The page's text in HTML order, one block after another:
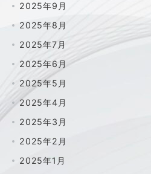
2025年9月
2025年8月
2025年7月
2025年6月
2025年5月
2025年4月
2025年3月
2025年2月
2025年1月